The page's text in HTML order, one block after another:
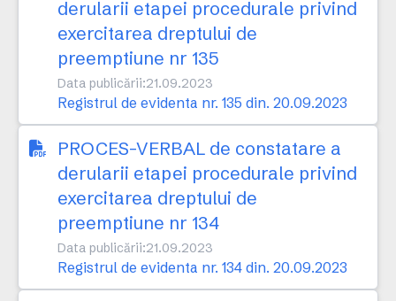
derularii etapei procedurale privind
exercitarea dreptului de
preemptiune nr 135
Data publicării:21.09.2023
Registrul de evidenta nr. 135 din. 20.09.2023
PROCES-VERBAL de constatare a
derularii etapei procedurale privind
exercitarea dreptului de
preemptiune nr 134
Data publicării:21.09.2023
Registrul de evidenta nr. 134 din. 20.09.2023